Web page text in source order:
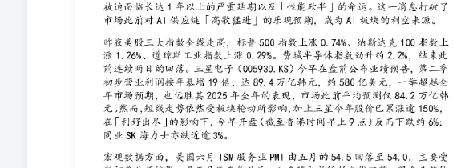
商，市场份额分别达36.0%、41.4%及23.8%，同时为中国第二大环氧丙烷、
100多个国家和地区，累计服务上千家下游客户，覆盖聚氨酯、汽车制造、建
础化工、汽车制造、新能源、半导体电子及通用制造等领域。 营收高速增长
别为人民币73.06/102.28/148.36亿元，年复合增速约42.5%。受化工行业周期
响，公司净利润阶段性回落，2023-2025年净利润分别为3.99/2.17/2.35亿元，
特沙利文数据，2025年，中国氯碱化工行业销售收入达人民币3445亿元，
年，中国氯碱化工行业销售收入将达4201亿元，复合年增长率为4.0%。2025
业市场规模的41.0%及38.9%。氯丙烯、三氯乙烯、四氯乙烯、环氧氯丙烷及
4.6%及3.2%。中国烧碱销售收入由2021年的907亿元增加至2025年的1340亿